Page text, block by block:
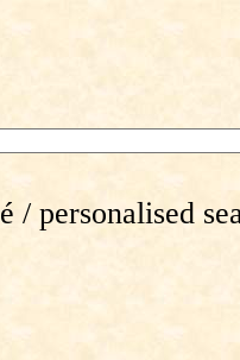
/ personalised